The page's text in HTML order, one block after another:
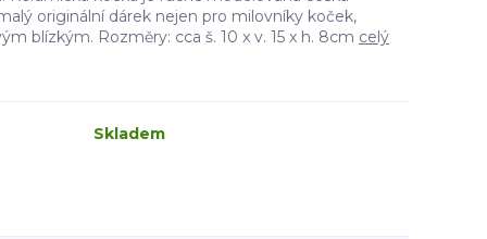
originální dárek nejen pro milovníky koček,
blízkým. Rozměry: cca š. 10 x v. 15 x h. 8cm celý
Skladem